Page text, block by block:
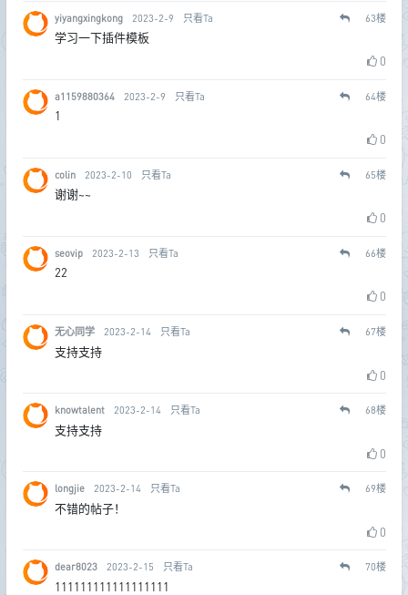
yiyangxingkong 2023-2-9 只看Ta 63楼
学习一下插件模板
0
a1159880364 2023-2-9 只看Ta 64楼
1
0
colin 2023-2-10 只看Ta 65楼
谢谢~~
0
seovip 2023-2-13 只看Ta 66楼
22
0
无心同学 2023-2-14 只看Ta 67楼
支持支持
0
knowtalent 2023-2-14 只看Ta 68楼
支持支持
0
longjie 2023-2-14 只看Ta 69楼
不错的帖子！
0
dear8023 2023-2-15 只看Ta 70楼
111111111111111111